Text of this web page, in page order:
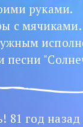
руками.
с
81 год